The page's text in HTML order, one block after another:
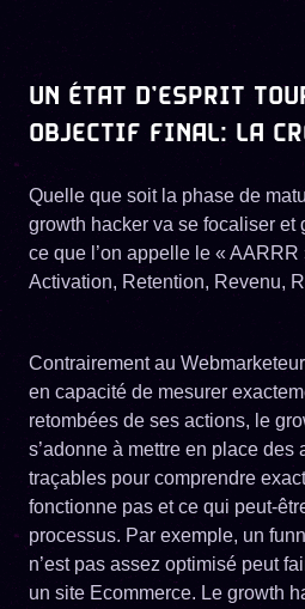
UN ÉTAT D’ESPRIT
OBJECTIF FINAL: LA
Quelle que soit la phase de
growth hacker va se focaliser et
ce que l’on appelle le «
Activation, Retention, Revenu,
Contrairement au
en capacité de mesurer
retombées de ses actions, le
s’adonne à mettre en place des
traçables pour comprendre
fonctionne pas et ce qui peut-
processus. Par exemple, un
n’est pas assez optimisé peut
un site Ecommerce. Le growth